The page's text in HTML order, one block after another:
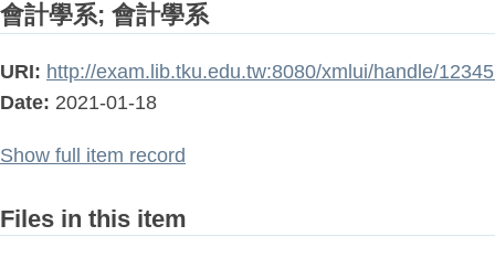
會計學系; 會計學系
URI: http://exam.lib.tku.edu.tw:8080/xmlui/handle/
Date: 2021-01-18
Show full item record
Files in this item